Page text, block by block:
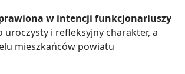
w intencji funkcjonariuszy
uroczysty i refleksyjny charakter, a
mieszkańców powiatu